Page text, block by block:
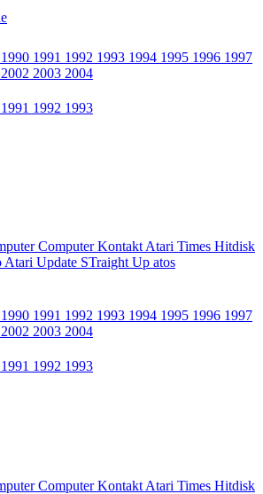
1990 1991 1992 1993 1994 1995 1996 1997
2002 2003 2004
1991 1992 1993
Computer Kontakt Atari Times Hitdisk
Atari Update STraight Up atos
1990 1991 1992 1993 1994 1995 1996 1997
2002 2003 2004
1991 1992 1993
Computer Kontakt Atari Times Hitdisk